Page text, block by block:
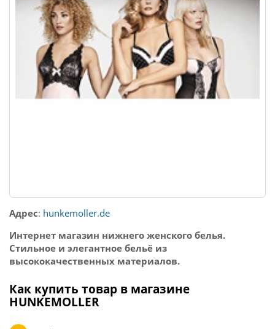
Адрес: hunkemoller.de
Интернет магазин нижнего женского белья.
Стильное и элегантное бельё из
высококачественных материалов.
Как купить товар в магазине
HUNKEMOLLER